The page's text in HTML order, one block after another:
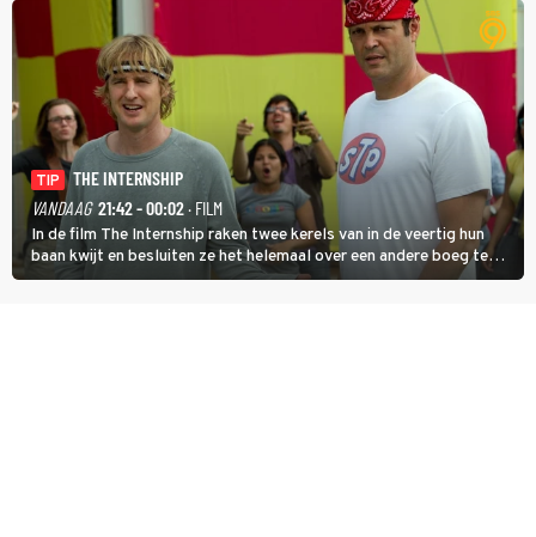
TIP
THE INTERNSHIP
VANDAAG 21:42 - 00:02· FILM
In de film The Internship raken twee kerels van in de veertig hun
baan kwijt en besluiten ze het helemaal over een andere boeg te
gooien door als stagiair aan de slag te gaan bij Google.